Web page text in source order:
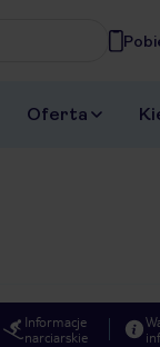
Oferta
Informacje
narciarskie